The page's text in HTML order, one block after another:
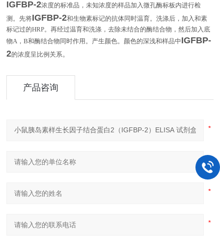
IGFBP-2浓度的标准品，未知浓度的样品加入微孔酶标板内进行检
测。先将IGFBP-2和生物素标记的抗体同时温育。洗涤后，加入和素
标记过的HRP。再经过温育和洗涤，去除未结合的酶结合物，然后加入底
物A ，B和酶结合物同时作用。产生颜色。颜色的深浅和样品中IGFBP-
2的浓度呈比例关系。
产品咨询